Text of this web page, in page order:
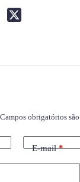
Campos obrigatórios
E-mail*